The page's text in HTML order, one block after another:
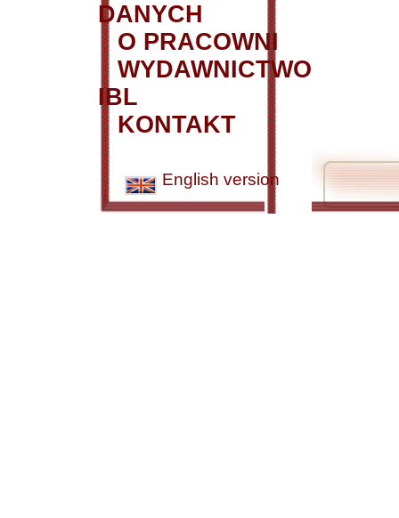
DANYCH
O PRACOWNI
WYDAWNICTWO
IBL
KONTAKT
English version